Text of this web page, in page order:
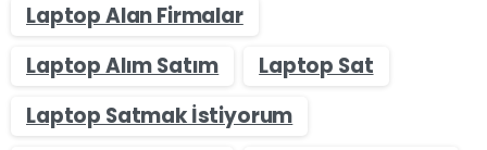
Laptop Alan Firmalar
Laptop Alım Satım
Laptop Sat
Laptop Satmak İstiyorum